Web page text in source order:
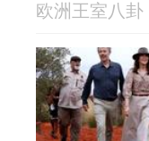
欧洲王室八